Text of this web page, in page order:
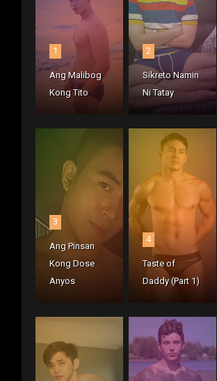
1
Ang Malibog
Kong Tito
2
Sikreto Namin
Ni Tatay
3
Ang Pinsan
Kong Dose
Anyos
4
Taste of
Daddy (Part 1)